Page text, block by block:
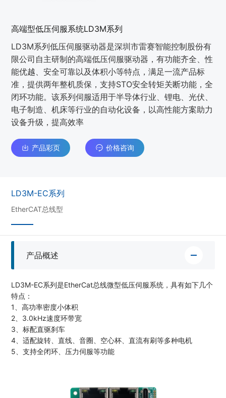
高端型低压伺服系统LD3M系列
LD3M系列低压伺服驱动器是深圳市雷赛智能控制股份有
限公司自主研制的高端低压伺服驱动器，有功能齐全、性
能优越、安全可靠以及体积小等特点，满足一流产品标
准，提供两年整机质保，支持STO安全转矩关断功能，全
闭环功能。该系列伺服适用于半导体行业、锂电、光伏、
电子制造、机床等行业的自动化设备，以高性能方案助力
设备升级，提高效率
产品彩页 价格咨询
LD3M-EC系列
EtherCAT总线型
产品概述
LD3M-EC系列是EtherCat总线微型低压伺服系统，具有如下几个
特点：
1、高功率密度小体积
2、3.0kHz速度环带宽
3、标配直驱刹车
4、适配旋转、直线、音圈、空心杯、直流有刷等多种电机
5、支持全闭环、压力伺服等功能